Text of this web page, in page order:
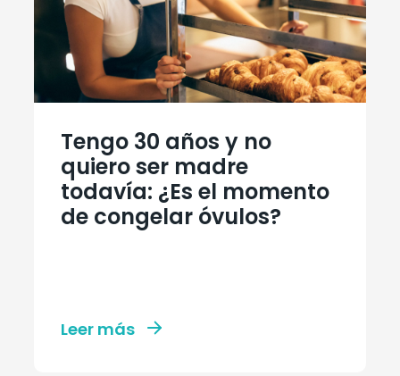
Tengo 30 años y no
quiero ser madre
todavía: ¿Es el momento
de congelar óvulos?
Leer más